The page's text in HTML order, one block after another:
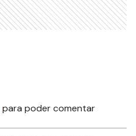
para poder comentar